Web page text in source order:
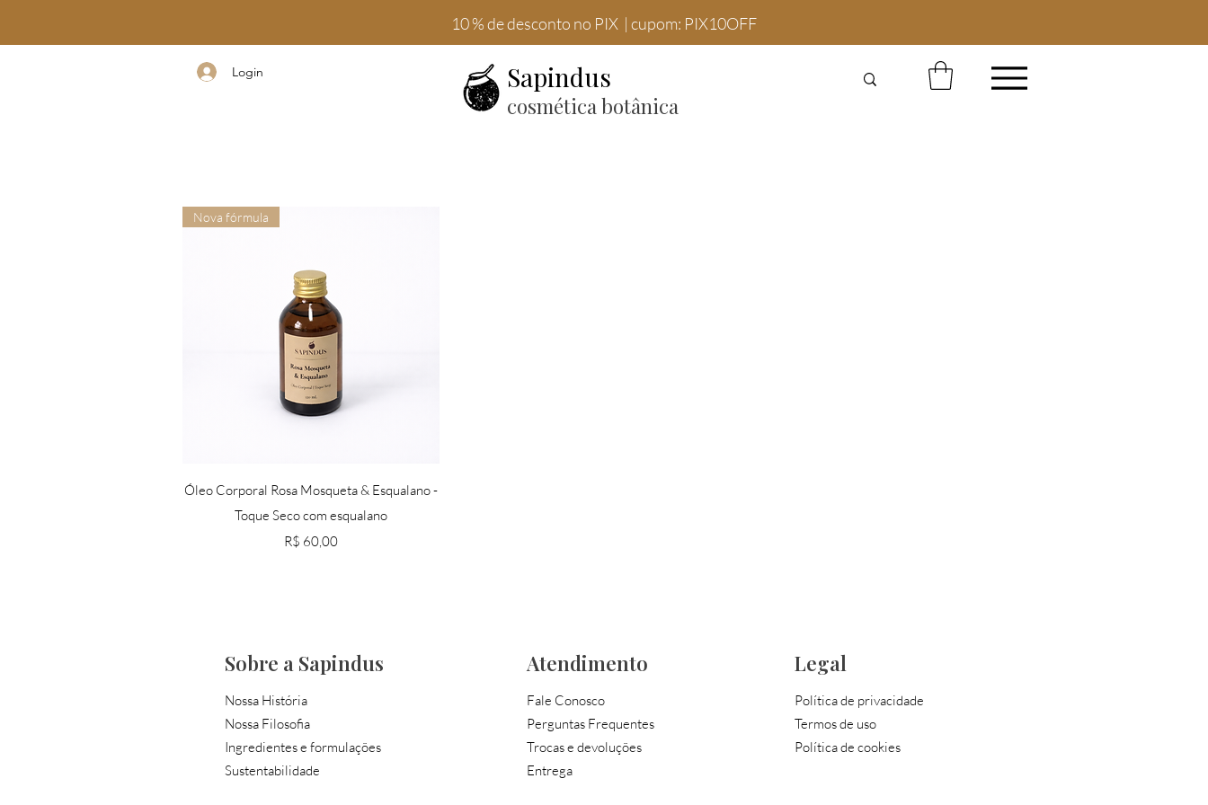
10 % de desconto no PIX | cupom: PIX10OFF
Login Sapindus
cosmética botânica
Visualização rápida
Nova fórmula
Óleo Corporal Rosa Mosqueta & Esqualano -
Toque Seco com esqualano
Preço
R$ 60,00
Sobre a Sapindus
Nossa História
Nossa Filosofia
Ingredientes e formulações
Sustentabilidade
Atendimento
Fale Conosco
Perguntas Frequentes
Trocas e devoluções
Entrega
Legal
Política de privacidade
Termos de uso
Política de cookies